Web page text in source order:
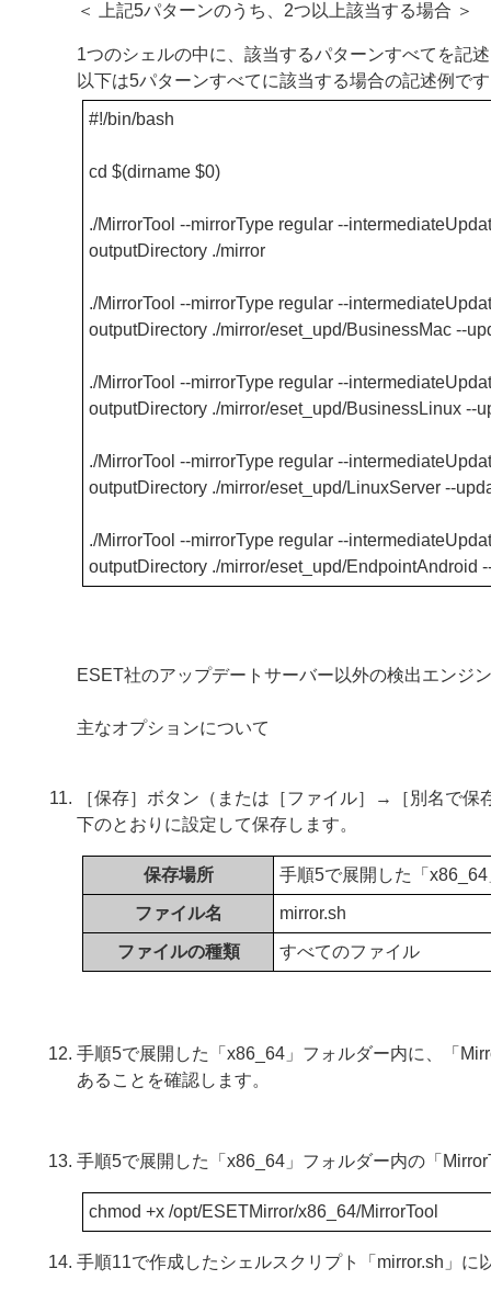
＜ 上記5パターンのうち、2つ以上該当する場合 ＞
1つのシェルの中に、該当するパターンすべてを記
以下は5パターンすべてに該当する場合の記述例で
#!/bin/bash
cd $(dirname $0)
./MirrorTool --mirrorType regular --
outputDirectory ./mirror
./MirrorTool --mirrorType regular --
outputDirectory ./mirror/eset_upd/BusinessMac --
./MirrorTool --mirrorType regular --
outputDirectory ./mirror/eset_upd/BusinessLinux --
./MirrorTool --mirrorType regular --
outputDirectory ./mirror/eset_upd/LinuxServer --
./MirrorTool --mirrorType regular --
outputDirectory ./mirror/eset_upd/EndpointAndroid
ESET社のアップデートサーバー以外の検出エンジ
主なオプションについて
［保存］ボタン（または［ファイル］→［別名で
下のとおりに設定して保存します。
保存場所 手順5で展開した「
ファイル名 mirror.sh
ファイルの種類 すべてのファイル
手順5で展開した「x86_64」フォルダー内に、「
あることを確認します。
手順5で展開した「x86_64」フォルダー内の「
chmod +x /opt/ESETMirror/x86_64/MirrorTool
手順11で作成したシェルスクリプト「mirror.sh」に